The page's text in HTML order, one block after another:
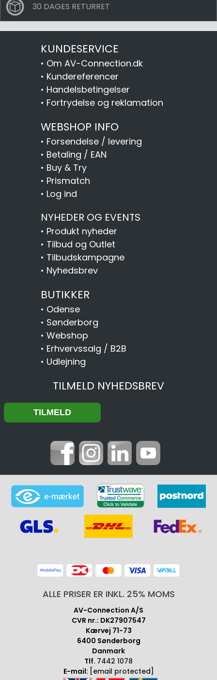
30 DAGES RETURRET
KUNDESERVICE
• Om AV-Connection.dk
• Kundereferencer
• Handelsbetingelser
• Fortrydelse og reklamation
WEBSHOP INFO
• Forsendelse / levering
• Betaling / EAN
• Buy & Try
• Prismatch
• Log ind
NYHEDER OG EVENTS
• Produkt nyheder
• Tilbud og Outlet
• Tilbudskampagne
• Nyhedsbrev
BUTIKKER
• Odense
• Sønderborg
• Webshop
• Erhvervssalg / B2B
• Udlejning
TILMELD NYHEDSBREV
ALLE PRISER ER INKL. 25% MOMS
AV-Connection A/S
CVR nr.: DK27907547
Kærvej 71-73
6400 Sønderborg
Danmark
Tlf. 7442 1078
E-mail: [email protected]